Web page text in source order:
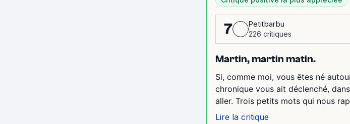
7
Petitbarbu
226 critiques
Martin, martin matin.
Si, comme moi, vous êtes né
chronique vous ait déclenché,
aller. Trois petits mots qui nous
Lire la critique